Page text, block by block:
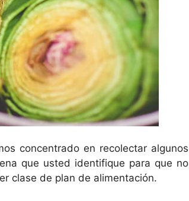
concentrado en recolectar algunos
que usted identifique para que no
clase de plan de alimentación.